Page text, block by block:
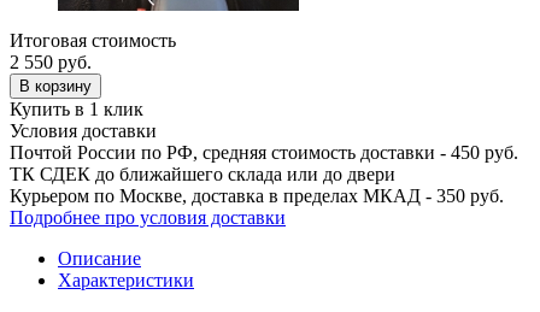
Итоговая стоимость
2 550 руб.
В корзину
Купить в 1 клик
Условия доставки
Почтой России по РФ, средняя стоимость доставки - 450 руб.
ТК СДЕК до ближайшего склада или до двери
Курьером по Москве, доставка в пределах МКАД - 350 руб.
Подробнее про условия доставки
Описание
Характеристики